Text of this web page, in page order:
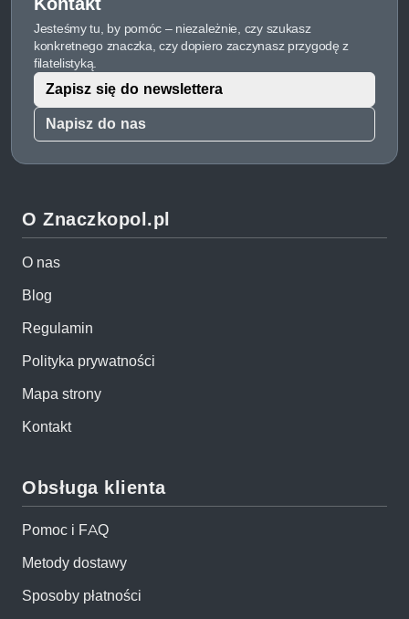
Jesteśmy tu, by pomóc – niezależnie, czy szukasz
konkretnego znaczka, czy dopiero zaczynasz przygodę z
filatelistyką.
Napisz do nas
Zapisz się do newslettera
O Znaczkopol.pl
O nas
Blog
Regulamin
Polityka prywatności
Mapa strony
Kontakt
Obsługa klienta
Pomoc i FAQ
Metody dostawy
Sposoby płatności